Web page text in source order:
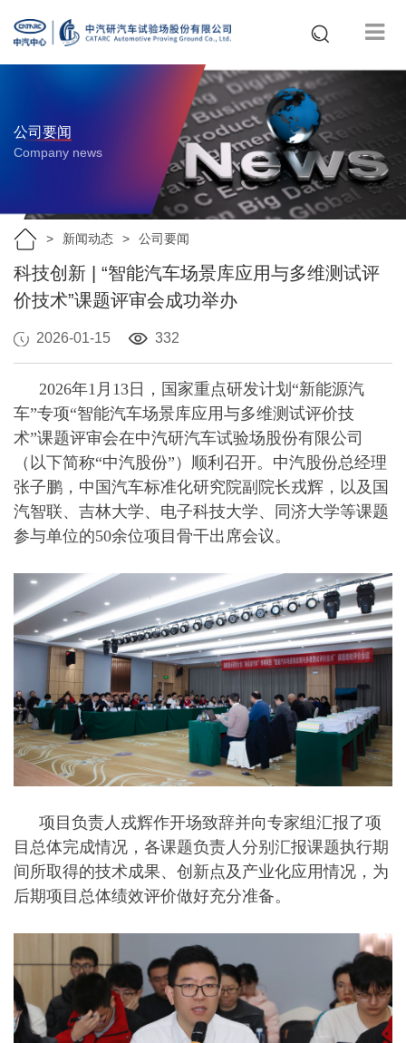
公司要闻
Company news
新闻动态 公司要闻
科技创新 | “智能汽车场景库应用与多维测试评
价技术”课题评审会成功举办
2026-01-15 332
2026年1月13日，国家重点研发计划“新能源汽
车”专项“智能汽车场景库应用与多维测试评价技
术”课题评审会在中汽研汽车试验场股份有限公司
（以下简称“中汽股份”）顺利召开。中汽股份总经理
张子鹏，中国汽车标准化研究院副院长戎辉，以及国
汽智联、吉林大学、电子科技大学、同济大学等课题
参与单位的50余位项目骨干出席会议。
项目负责人戎辉作开场致辞并向专家组汇报了项
目总体完成情况，各课题负责人分别汇报课题执行期
间所取得的技术成果、创新点及产业化应用情况，为
后期项目总体绩效评价做好充分准备。